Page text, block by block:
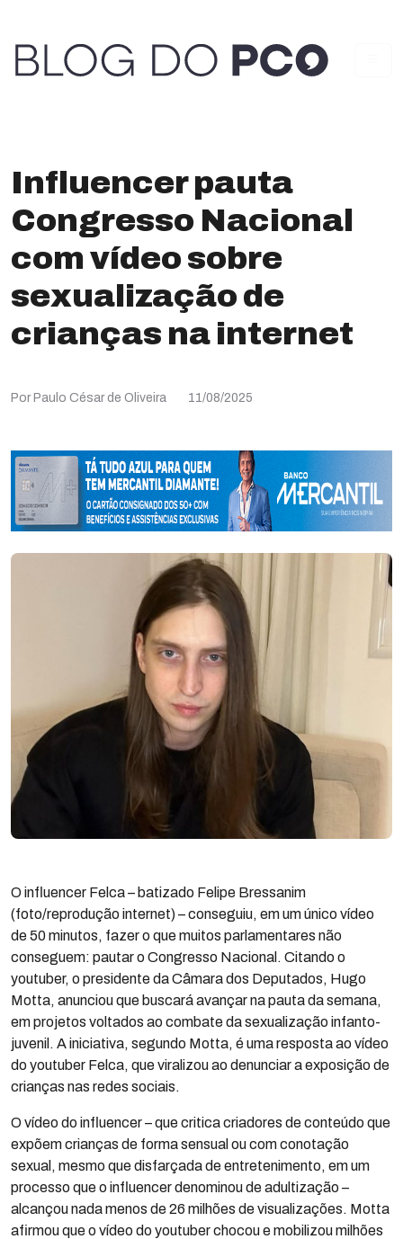
Influencer pauta
Congresso Nacional
com vídeo sobre
sexualização de
crianças na internet
Por Paulo César de Oliveira 11/08/2025
O influencer Felca – batizado Felipe Bressanim
(foto/reprodução internet) – conseguiu, em um único vídeo
de 50 minutos, fazer o que muitos parlamentares não
conseguem: pautar o Congresso Nacional. Citando o
youtuber, o presidente da Câmara dos Deputados, Hugo
Motta, anunciou que buscará avançar na pauta da semana,
em projetos voltados ao combate da sexualização infanto-
juvenil. A iniciativa, segundo Motta, é uma resposta ao vídeo
do youtuber Felca, que viralizou ao denunciar a exposição de
crianças nas redes sociais.
O vídeo do influencer – que critica criadores de conteúdo que
expõem crianças de forma sensual ou com conotação
sexual, mesmo que disfarçada de entretenimento, em um
processo que o influencer denominou de adultização –
alcançou nada menos de 26 milhões de visualizações. Motta
afirmou que o vídeo do youtuber chocou e mobilizou milhões